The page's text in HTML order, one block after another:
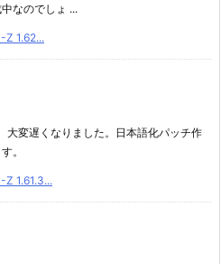
なのでしょ ...
1.62...
大変遅くなりました。日本語化パッチ作
。
1.61.3...